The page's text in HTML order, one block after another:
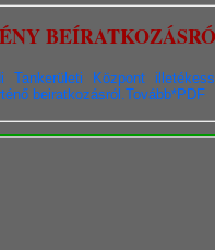
Tankerületi Központ
beiratkozásról.Tovább*PDF